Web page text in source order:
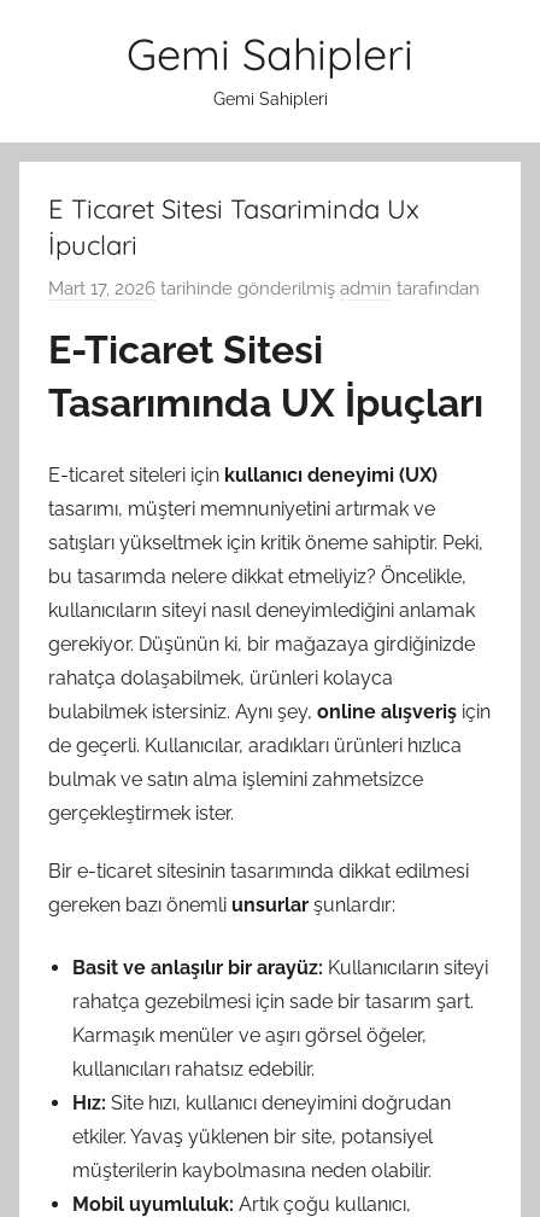
Gemi Sahipleri
Gemi Sahipleri
E Ticaret Sitesi Tasariminda Ux
İpuclari
Mart 17, 2026 tarihinde gönderilmiş admin tarafından
E-Ticaret Sitesi
Tasarımında UX İpuçları
E-ticaret siteleri için kullanıcı deneyimi (UX)
tasarımı, müşteri memnuniyetini artırmak ve
satışları yükseltmek için kritik öneme sahiptir. Peki,
bu tasarımda nelere dikkat etmeliyiz? Öncelikle,
kullanıcıların siteyi nasıl deneyimlediğini anlamak
gerekiyor. Düşünün ki, bir mağazaya girdiğinizde
rahatça dolaşabilmek, ürünleri kolayca
bulabilmek istersiniz. Aynı şey, online alışveriş için
de geçerli. Kullanıcılar, aradıkları ürünleri hızlıca
bulmak ve satın alma işlemini zahmetsizce
gerçekleştirmek ister.
Bir e-ticaret sitesinin tasarımında dikkat edilmesi
gereken bazı önemli unsurlar şunlardır:
Basit ve anlaşılır bir arayüz: Kullanıcıların siteyi
rahatça gezebilmesi için sade bir tasarım şart.
Karmaşık menüler ve aşırı görsel öğeler,
kullanıcıları rahatsız edebilir.
Hız: Site hızı, kullanıcı deneyimini doğrudan
etkiler. Yavaş yüklenen bir site, potansiyel
müşterilerin kaybolmasına neden olabilir.
Mobil uyumluluk: Artık çoğu kullanıcı,